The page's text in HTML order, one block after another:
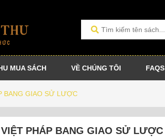
MUA SÁCH VỀ CHÚNG TÔI FAQS
BANG GIAO SỬ LƯỢC
VIỆT PHÁP BANG GIAO SỬ LƯỢC